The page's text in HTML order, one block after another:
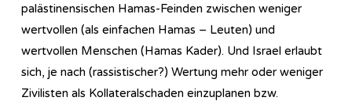
palästinensischen Hamas-Feinden zwischen weniger
wertvollen (als einfachen Hamas – Leuten) und
wertvollen Menschen (Hamas Kader). Und Israel erlaubt
sich, je nach (rassistischer?) Wertung mehr oder weniger
Zivilisten als Kollateralschaden einzuplanen bzw.